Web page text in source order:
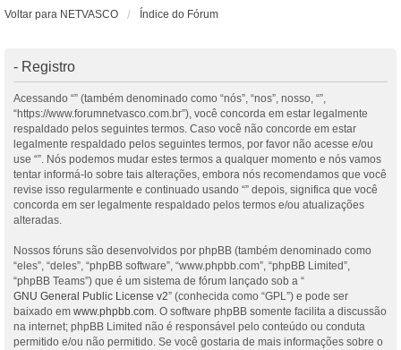
Voltar para NETVASCO
Índice do Fórum
- Registro
Acessando “” (também denominado como “nós”, “nos”, nosso, “”,
“https://www.forumnetvasco.com.br”), você concorda em estar legalmente
respaldado pelos seguintes termos. Caso você não concorde em estar
legalmente respaldado pelos seguintes termos, por favor não acesse e/ou
use “”. Nós podemos mudar estes termos a qualquer momento e nós vamos
tentar informá-lo sobre tais alterações, embora nós recomendamos que você
revise isso regularmente e continuado usando “” depois, significa que você
concorda em ser legalmente respaldado pelos termos e/ou atualizações
alteradas.
Nossos fóruns são desenvolvidos por phpBB (também denominado como
“eles”, “deles”, “phpBB software”, “www.phpbb.com”, “phpBB Limited”,
“phpBB Teams”) que é um sistema de fórum lançado sob a “
GNU General Public License v2” (conhecida como “GPL”) e pode ser
baixado em www.phpbb.com. O software phpBB somente facilita a discussão
na internet; phpBB Limited não é responsável pelo conteúdo ou conduta
permitido e/ou não permitido. Se você gostaria de mais informações sobre o